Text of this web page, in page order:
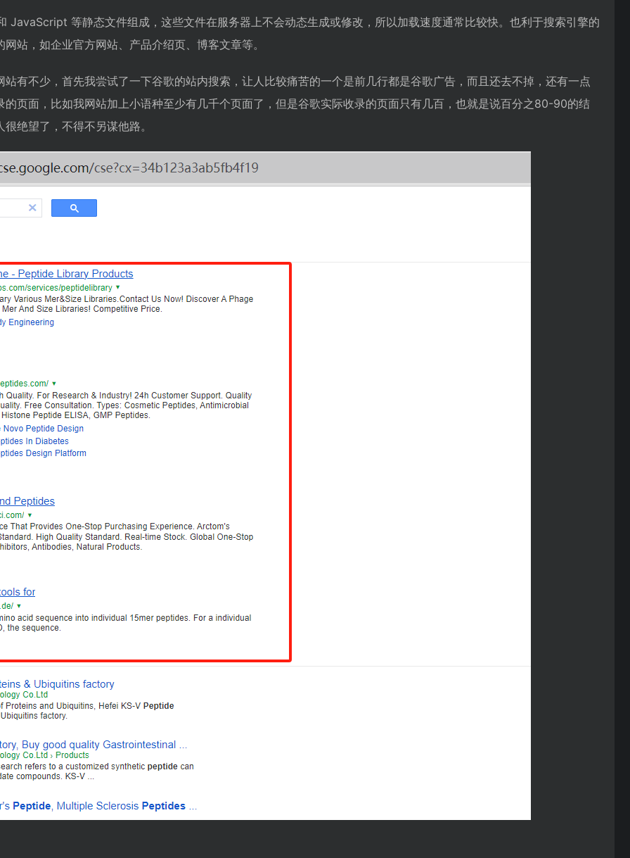
JavaScript 等静态文件组成，这些文件在服务器上不会动态生成或修改，所以加载速度通常比较快。也利于搜索引擎的
站，如企业官方网站、产品介绍页、博客文章等。
有不少，首先我尝试了一下谷歌的站内搜索，让人比较痛苦的一个是前几行都是谷歌广告，而且还去不掉，还有一点
的页面，比如我网站加上小语种至少有几千个页面了，但是谷歌实际收录的页面只有几百，也就是说百分之80-90的结
绝望了，不得不另谋他路。